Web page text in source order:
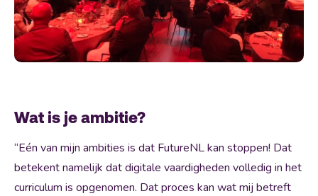
Wat is je ambitie?
“Eén van mijn ambities is dat FutureNL kan stoppen! Dat
betekent namelijk dat digitale vaardigheden volledig in het
curriculum is opgenomen. Dat proces kan wat mij betreft